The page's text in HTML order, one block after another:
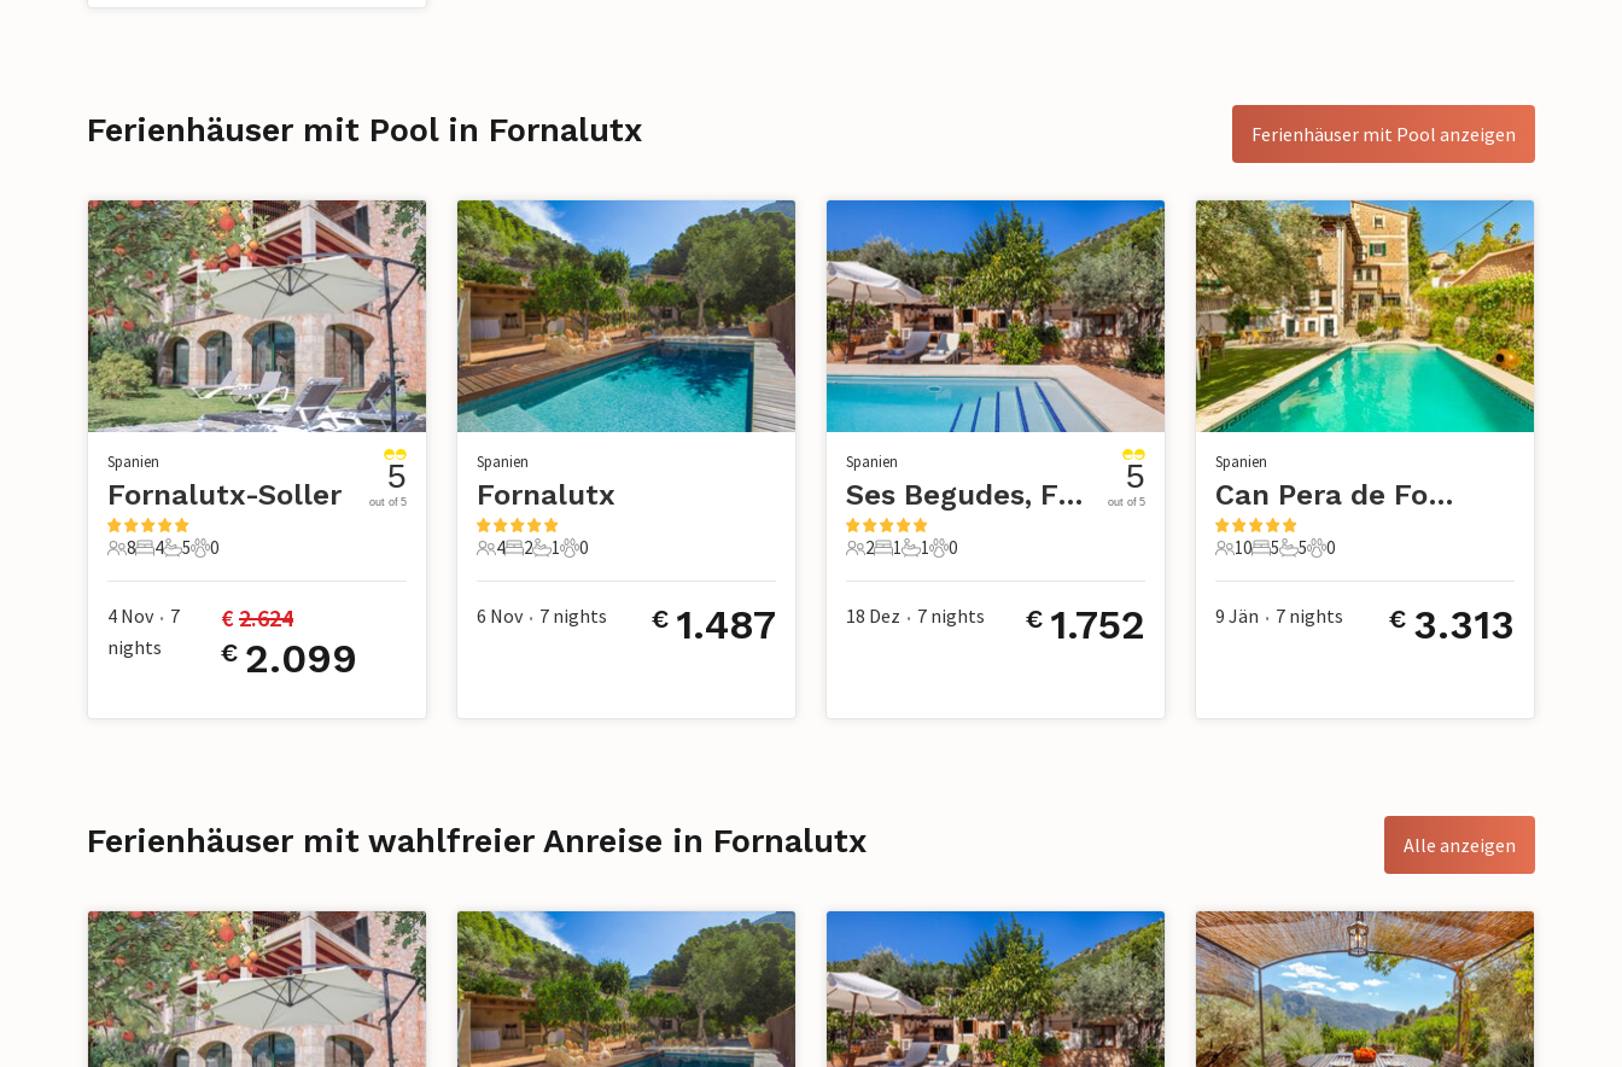
Ferienhäuser mit Pool in Fornalutx Ferienhäuser mit Pool anzeigen
Spanien
Fornalutx-Soller
8 Gäste
8
4 Schlafzimmer
4
5 Badezimmer
5
0 Haustiere
0
5
out of 5
4 Nov • 7
nights
€ 2.624
€ 2.099
Spanien
Fornalutx
4 Gäste
4
2 Schlafzimmer
2
1 Badezimmer
1
0 Haustiere
0
6 Nov • 7 nights € 1.487
Spanien
Ses Begudes, Fornalutx
2 Gäste
2
1 Schlafzimmer
1
1 Badezimmer
1
0 Haustiere
0
5
out of 5
18 Dez • 7 nights € 1.752
Spanien
Can Pera de Fornalutx, Fornalutx
10 Gäste
10
5 Schlafzimmer
5
5 Badezimmer
5
0 Haustiere
0
9 Jän • 7 nights € 3.313
Ferienhäuser mit wahlfreier Anreise in Fornalutx Alle anzeigen